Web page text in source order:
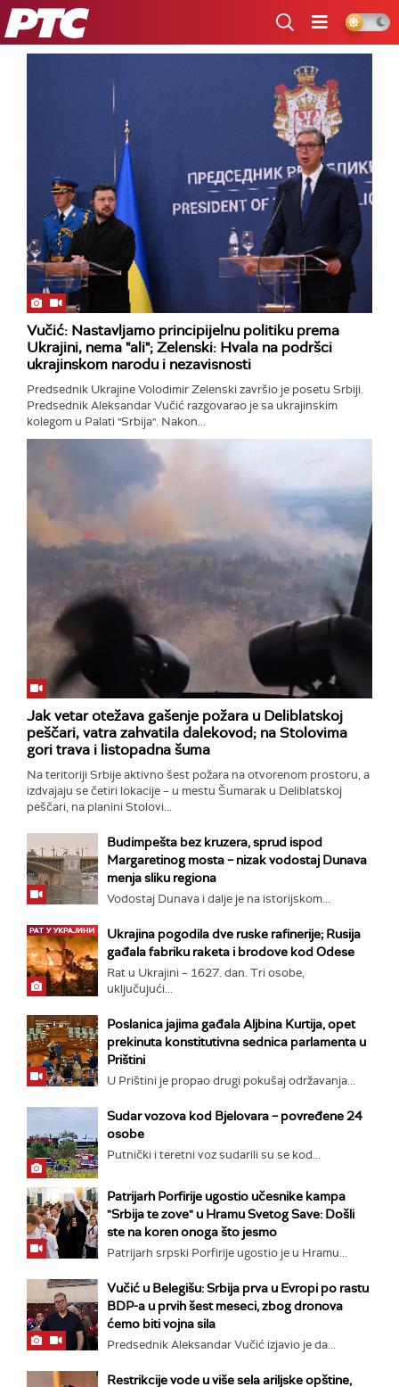
RTS
Vučić: Nastavljamo principijelnu politiku prema
Ukrajini, nema "ali"; Zelenski: Hvala na podršci
ukrajinskom narodu i nezavisnosti
Predsednik Ukrajine Volodimir Zelenski završio je posetu Srbiji.
Predsednik Aleksandar Vučić razgovarao je sa ukrajinskim
kolegom u Palati "Srbija". Nakon...
Jak vetar otežava gašenje požara u Deliblatskoj
peščari, vatra zahvatila dalekovod; na Stolovima
gori trava i listopadna šuma
Na teritoriji Srbije aktivno šest požara na otvorenom prostoru, a
izdvajaju se četiri lokacije – u mestu Šumarak u Deliblatskoj
peščari, na planini Stolovi...
Budimpešta bez kruzera, sprud ispod
Margaretinog mosta – nizak vodostaj Dunava
menja sliku regiona
Vodostaj Dunava i dalje je na istorijskom...
Ukrajina pogodila dve ruske rafinerije; Rusija
gađala fabriku raketa i brodove kod Odese
Rat u Ukrajini – 1627. dan. Tri osobe,
uključujući...
Poslanica jajima gađala Aljbina Kurtija, opet
prekinuta konstitutivna sednica parlamenta u
Prištini
U Prištini je propao drugi pokušaj održavanja...
Sudar vozova kod Bjelovara – povređene 24
osobe
Putnički i teretni voz sudarili su se kod...
Patrijarh Porfirije ugostio učesnike kampa
"Srbija te zove" u Hramu Svetog Save: Došli
ste na koren onoga što jesmo
Patrijarh srpski Porfirije ugostio je u Hramu...
Vučić u Belegišu: Srbija prva u Evropi po rastu
BDP-a u prvih šest meseci, zbog dronova
ćemo biti vojna sila
Predsednik Aleksandar Vučić izjavio je da...
Restrikcije vode u više sela ariljske opštine,